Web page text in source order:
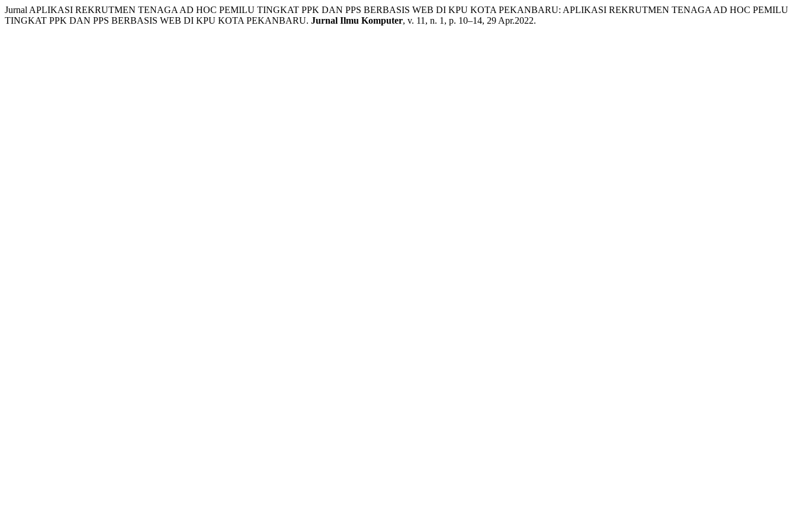
Jurnal APLIKASI REKRUTMEN TENAGA AD HOC PEMILU TINGKAT PPK DAN PPS BERBASIS WEB DI KPU KOTA PEKANBARU: APLIKASI REKRUTMEN TENAGA AD HOC PEMILU
TINGKAT PPK DAN PPS BERBASIS WEB DI KPU KOTA PEKANBARU. Jurnal Ilmu Komputer, v. 11, n. 1, p. 10–14, 29 Apr.2022.